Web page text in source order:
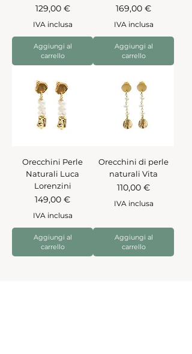
Prezzo
129,00 €
IVA inclusa
Aggiungi al
carrello
Prezzo
169,00 €
IVA inclusa
Aggiungi al
carrello
Orecchini Perle
Naturali Luca
Lorenzini
Prezzo
149,00 €
IVA inclusa
Aggiungi al
carrello
Orecchini di perle
naturali Vita
Prezzo
110,00 €
IVA inclusa
Aggiungi al
carrello